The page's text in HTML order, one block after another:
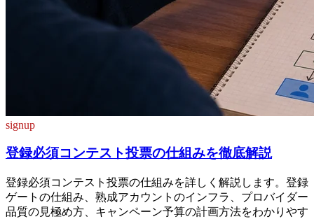
signup
登録必須コンテスト投票の仕組みを徹底解説
登録必須コンテスト投票の仕組みを詳しく解説します。登録
ゲートの仕組み、熟成アカウントのインフラ、プロバイダー
品質の見極め方、キャンペーン予算の計画方法をわかりやす